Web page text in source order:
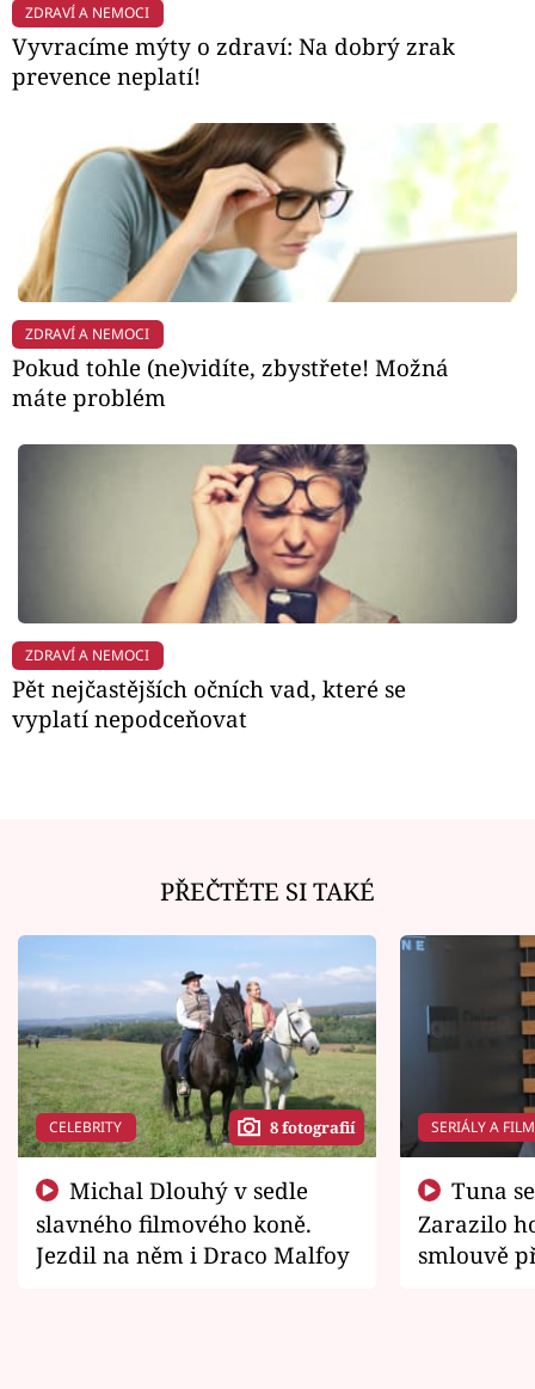
ZDRAVÍ A NEMOCI
Vyvracíme mýty o zdraví: Na dobrý zrak
prevence neplatí!
ZDRAVÍ A NEMOCI
Pokud tohle (ne)vidíte, zbystřete! Možná
máte problém
ZDRAVÍ A NEMOCI
Pět nejčastějších očních vad, které se
vyplatí nepodceňovat
PŘEČTĚTE SI TAKÉ
CELEBRITY 8 fotografií
slavného filmového koně.
Jezdil na něm i Draco Malfoy
SERIÁLY A
Zarazilo
smlouvě